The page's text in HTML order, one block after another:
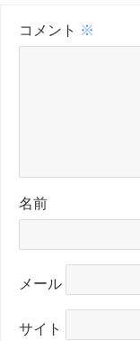
コメント ※
名前
メール
サイト